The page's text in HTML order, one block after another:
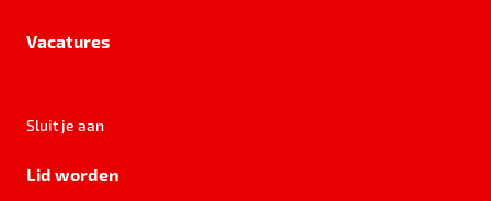
Vacatures
Sluit je aan
Lid worden